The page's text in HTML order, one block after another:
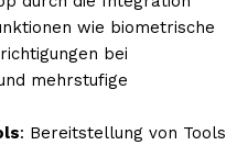
wie biometrische
bei
mehrstufige
: Bereitstellung von Tools